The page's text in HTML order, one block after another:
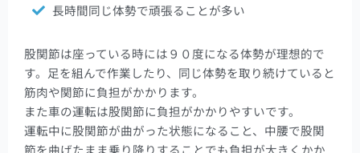
長時間同じ体勢で頑張ることが多い
股関節は座っている時には９０度になる体勢が理想的で
す。足を組んで作業したり、同じ体勢を取り続けていると
筋肉や関節に負担がかかります。
また車の運転は股関節に負担がかかりやすいです。
運転中に股関節が曲がった状態になること、中腰で股関
節を曲げたまま乗り降りすることでも負担が大きくかか